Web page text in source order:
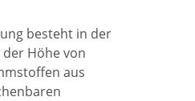
besteht in der
Höhe von
aus